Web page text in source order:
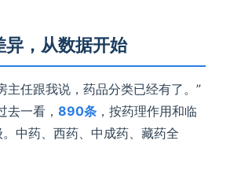
异，从数据开始
主任跟我说，药品分类已经有了。”
去一看， 890条 ，按药理作用和临
中药、西药、中成药、藏药全